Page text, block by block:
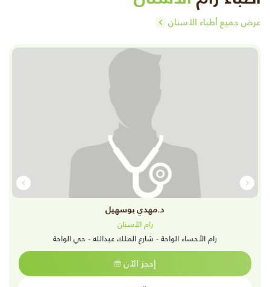
عرض جميع أطباء الأسنان
د.مهدي بوسهيل
رام الأسنان
رام الأحساء الواحة - شارع الملك عبدالله - حي الواحة
إحجز الآن